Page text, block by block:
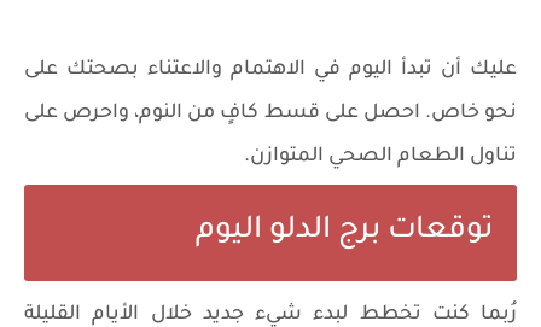
عليك أن تبدأ اليوم في الاهتمام والاعتناء بصحتك على
نحو خاص. احصل على قسط كافٍ من النوم، واحرص على
تناول الطعام الصحي المتوازن.
توقعات برج الدلو اليوم
رُبما كنت تخطط لبدء شيء جديد خلال الأيام القليلة